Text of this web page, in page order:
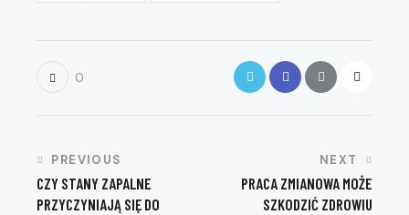
0 Twitter FacebookShare- Copy
clipboard
NAWIGACJA
WPISU
PREVIOUS
CZY STANY ZAPALNE
PRZYCZYNIAJĄ SIĘ DO
NEXT
PRACA ZMIANOWA MOŻE
SZKODZIĆ ZDROWIU